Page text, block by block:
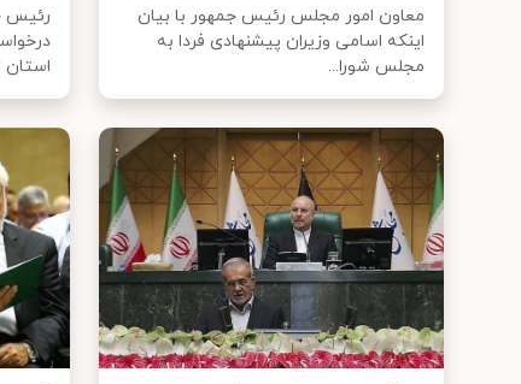
معاون امور مجلس رئیس جمهور با بیان
اینکه اسامی وزیران پیشنهادی فردا به
مجلس شورا...
رئیس
استان